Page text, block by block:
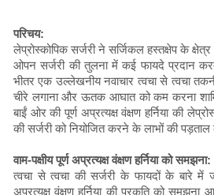
परिचय:
लेप्रोस्कोपिक सर्जरी ने सर्जिकल हस्तक्षेप के क्षेत्र
ओपन सर्जरी की तुलना में कई फायदे प्रदान
भीतर एक उल्लेखनीय नवाचार त्वचा से त्वचा
चीरे लगाना और ऊतक आघात को कम करना
बाईं ओर की पूर्ण अप्रत्यक्ष वंक्षण हर्निया की
की सर्जरी को नियोजित करने के लाभों की पड़ताल
वाम-पक्षीय पूर्ण अप्रत्यक्ष वंक्षण हर्निया को समझना:
त्वचा से त्वचा की सर्जरी के फायदों के बारे में
अप्रत्यक्ष वंक्षण हर्निया की प्रकृति को समझना